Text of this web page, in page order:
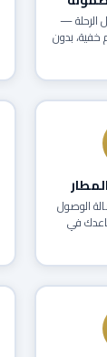
الرحلة —
خفية، بدون
الوصول
في